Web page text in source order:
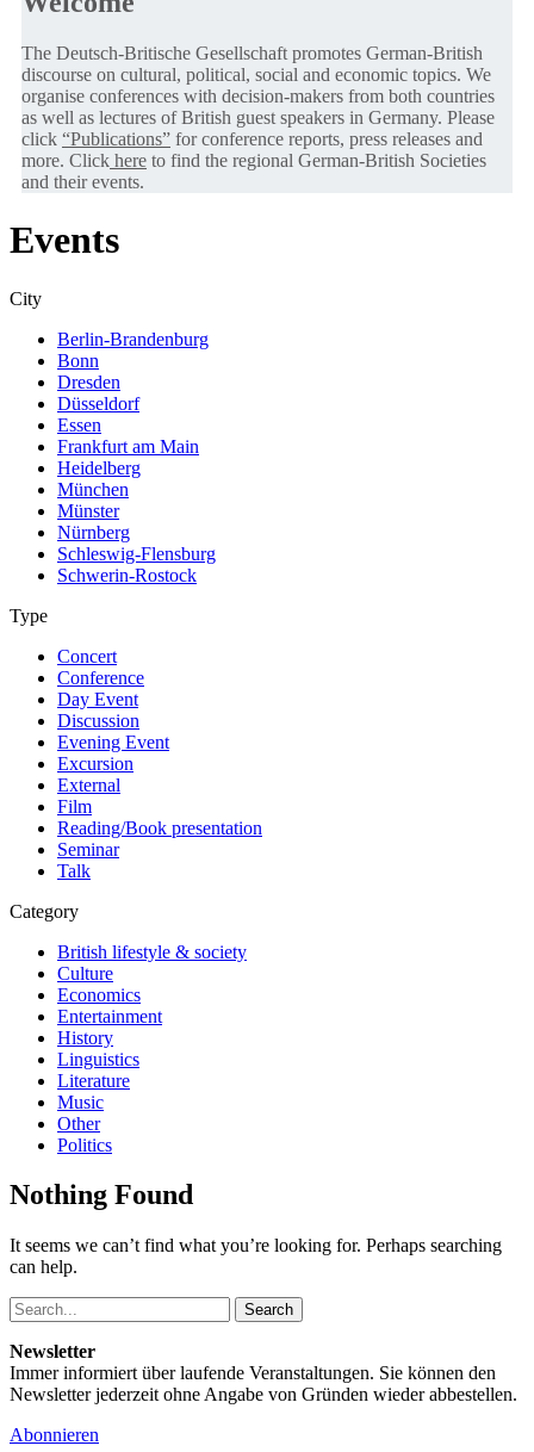
The Deutsch-Britische Gesellschaft promotes German-British
discourse on cultural, political, social and economic topics. We
organise conferences with decision-makers from both countries
as well as lectures of British guest speakers in Germany. Please
click “Publications” for conference reports, press releases and
more. Click here to find the regional German-British Societies
and their events.
Events
City
Berlin-Brandenburg
Bonn
Dresden
Düsseldorf
Essen
Frankfurt am Main
Heidelberg
München
Münster
Nürnberg
Schleswig-Flensburg
Schwerin-Rostock
Type
Concert
Conference
Day Event
Discussion
Evening Event
Excursion
External
Film
Reading/Book presentation
Seminar
Talk
Category
British lifestyle & society
Culture
Economics
Entertainment
History
Linguistics
Literature
Music
Other
Politics
Nothing Found
It seems we can’t find what you’re looking for. Perhaps searching
can help.
Search
Newsletter
Immer informiert über laufende Veranstaltungen. Sie können den
Newsletter jederzeit ohne Angabe von Gründen wieder abbestellen.
Abonnieren